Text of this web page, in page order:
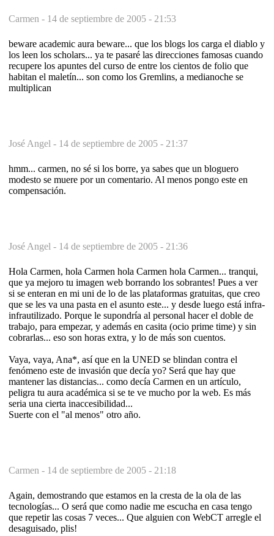
Carmen - 14 de septiembre de 2005 - 21:53
beware academic aura beware... que los blogs los carga el diablo y
los leen los scholars... ya te pasaré las direcciones famosas cuando
recupere los apuntes del curso de entre los cientos de folio que
habitan el maletín... son como los Gremlins, a medianoche se
multiplican
José Angel - 14 de septiembre de 2005 - 21:37
hmm... carmen, no sé si los borre, ya sabes que un bloguero
modesto se muere por un comentario. Al menos pongo este en
compensación.
José Angel - 14 de septiembre de 2005 - 21:36
Hola Carmen, hola Carmen hola Carmen hola Carmen... tranqui,
que ya mejoro tu imagen web borrando los sobrantes! Pues a ver
si se enteran en mi uni de lo de las plataformas gratuitas, que creo
que se les va una pasta en el asunto este... y desde luego está infra-
infrautilizado. Porque le supondría al personal hacer el doble de
trabajo, para empezar, y además en casita (ocio prime time) y sin
cobrarlas... eso son horas extra, y lo de más son cuentos.
Vaya, vaya, Ana*, así que en la UNED se blindan contra el
fenómeno este de invasión que decía yo? Será que hay que
mantener las distancias... como decía Carmen en un artículo,
peligra tu aura académica si se te ve mucho por la web. Es más
seria una cierta inaccesibilidad...
Suerte con el "al menos" otro año.
Carmen - 14 de septiembre de 2005 - 21:18
Again, demostrando que estamos en la cresta de la ola de las
tecnologías... O será que como nadie me escucha en casa tengo
que repetir las cosas 7 veces... Que alguien con WebCT arregle el
desaguisado, plis!